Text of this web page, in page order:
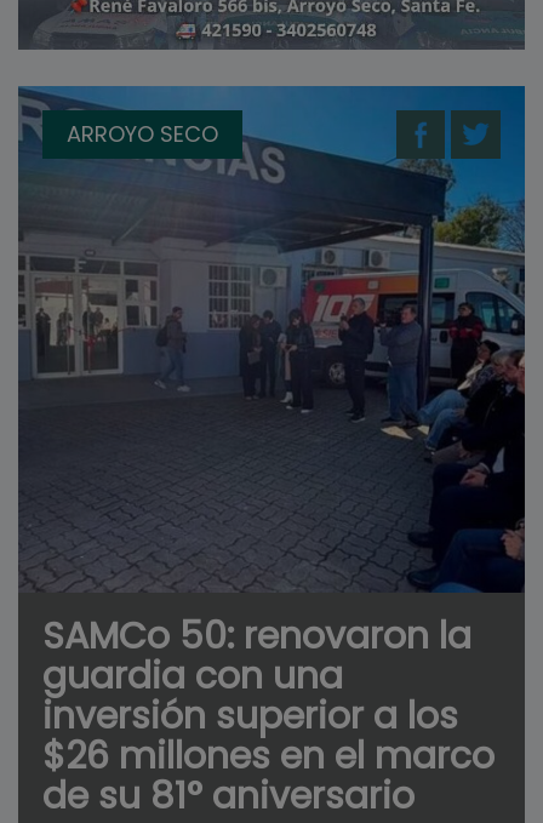
ARROYO SECO
SAMCo 50: renovaron la
guardia con una
inversión superior a los
$26 millones en el marco
de su 81° aniversario